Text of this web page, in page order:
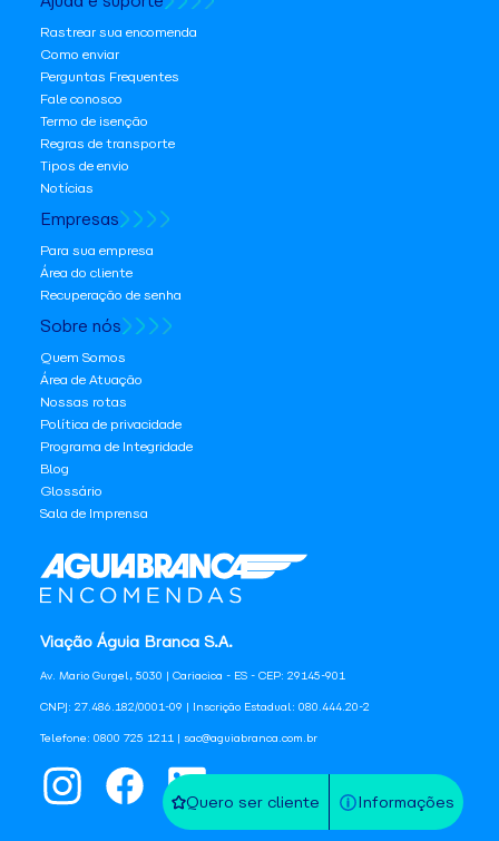
Quero ser cliente Informações
Viação Águia Branca S.A.
Av. Mario Gurgel, 5030 | Cariacica - ES - CEP: 29145-901
CNPJ: 27.486.182/0001-09 | Inscrição Estadual: 080.444.20-2
Telefone: 0800 725 1211 | sac@aguiabranca.com.br
Rastrear sua encomenda
Como enviar
Perguntas Frequentes
Fale conosco
Termo de isenção
Regras de transporte
Tipos de envio
Notícias
Empresas
Para sua empresa
Área do cliente
Recuperação de senha
Sobre nós
Quem Somos
Área de Atuação
Nossas rotas
Política de privacidade
Programa de Integridade
Blog
Glossário
Sala de Imprensa